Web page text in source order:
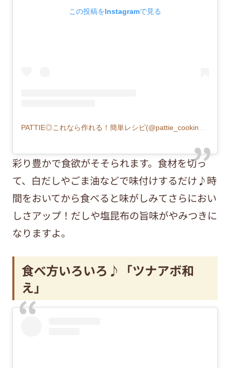
この投稿をInstagramで見る
PATTIE◎これなら作れる！簡単レシピ(@pattie_cooking)がシェアした投稿
彩り豊かで食欲がそそられます。食材を切っ
て、白だしやごま油などで味付けするだけ♪時
間をおいてから食べると味がしみてさらにおい
しさアップ！だしや塩昆布の旨味がやみつきに
なりますよ。
食べ方いろいろ♪「ツナアボ和
え」